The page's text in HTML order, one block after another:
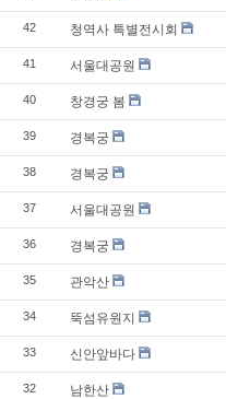
42 청역사 특별전시회
41 서울대공원
40 창경궁 봄
39 경복궁
38 경복궁
37 서울대공원
36 경복궁
35 관악산
34 뚝섬유원지
33 신안앞바다
32 남한산